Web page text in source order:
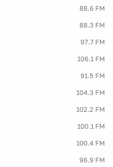
88.6 FM
88.3 FM
97.7 FM
106.1 FM
91.5 FM
104.3 FM
102.2 FM
100.1 FM
100.4 FM
96.9 FM